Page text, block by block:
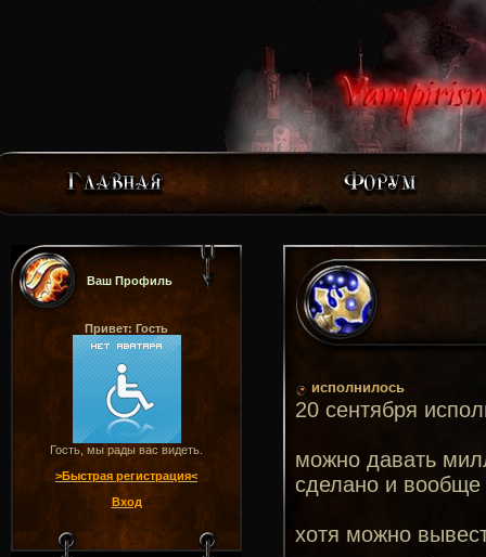
Ваш Профиль
Привет: Гость
Гость, мы рады вас видеть.
>Быстрая регистрация<
Вход
исполнилось
20 сентября
можно давать
сделано и вообще
хотя можно